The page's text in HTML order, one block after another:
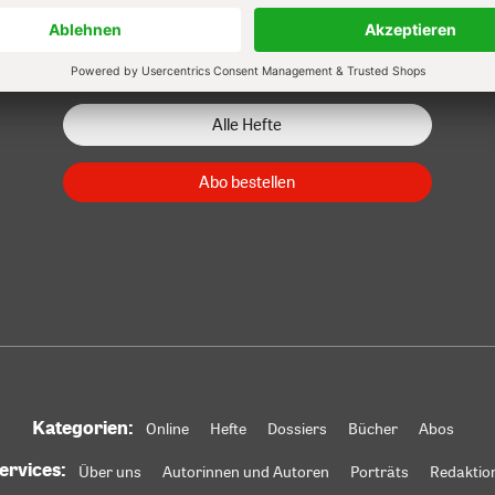
Zum Heft Zum Heft
Alle Hefte
Abo bestellen
Kategorien: Online Hefte Dossiers Bücher Abos
Über uns Autorinnen und Autoren Porträts